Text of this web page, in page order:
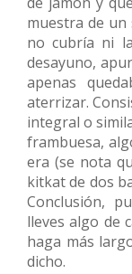
muestra de un
no cubría ni
desayuno,
apenas
aterrizar.
integral o
frambuesa,
era (se nota
kitkat de dos
Conclusión,
lleves algo de
haga más
dicho.